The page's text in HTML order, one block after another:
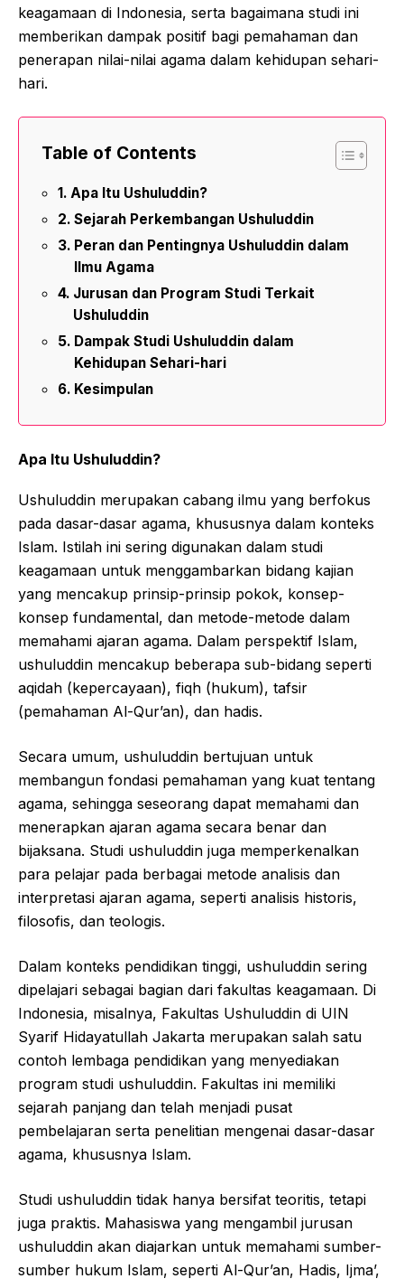
keagamaan di Indonesia, serta bagaimana studi ini
memberikan dampak positif bagi pemahaman dan
penerapan nilai-nilai agama dalam kehidupan sehari-
hari.
Table of Contents
Apa Itu Ushuluddin?
Sejarah Perkembangan Ushuluddin
Peran dan Pentingnya Ushuluddin dalam
Ilmu Agama
Jurusan dan Program Studi Terkait
Ushuluddin
Dampak Studi Ushuluddin dalam
Kehidupan Sehari-hari
Kesimpulan
Apa Itu Ushuluddin?
Ushuluddin merupakan cabang ilmu yang berfokus
pada dasar-dasar agama, khususnya dalam konteks
Islam. Istilah ini sering digunakan dalam studi
keagamaan untuk menggambarkan bidang kajian
yang mencakup prinsip-prinsip pokok, konsep-
konsep fundamental, dan metode-metode dalam
memahami ajaran agama. Dalam perspektif Islam,
ushuluddin mencakup beberapa sub-bidang seperti
aqidah (kepercayaan), fiqh (hukum), tafsir
(pemahaman Al-Qur’an), dan hadis.
Secara umum, ushuluddin bertujuan untuk
membangun fondasi pemahaman yang kuat tentang
agama, sehingga seseorang dapat memahami dan
menerapkan ajaran agama secara benar dan
bijaksana. Studi ushuluddin juga memperkenalkan
para pelajar pada berbagai metode analisis dan
interpretasi ajaran agama, seperti analisis historis,
filosofis, dan teologis.
Dalam konteks pendidikan tinggi, ushuluddin sering
dipelajari sebagai bagian dari fakultas keagamaan. Di
Indonesia, misalnya, Fakultas Ushuluddin di UIN
Syarif Hidayatullah Jakarta merupakan salah satu
contoh lembaga pendidikan yang menyediakan
program studi ushuluddin. Fakultas ini memiliki
sejarah panjang dan telah menjadi pusat
pembelajaran serta penelitian mengenai dasar-dasar
agama, khususnya Islam.
Studi ushuluddin tidak hanya bersifat teoritis, tetapi
juga praktis. Mahasiswa yang mengambil jurusan
ushuluddin akan diajarkan untuk memahami sumber-
sumber hukum Islam, seperti Al-Qur’an, Hadis, Ijma’,